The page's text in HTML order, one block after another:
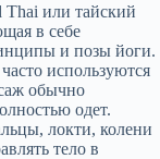
Thai или тайский
в себе
и позы йоги.
используются
обычно
одет.
локти, колени
тело в